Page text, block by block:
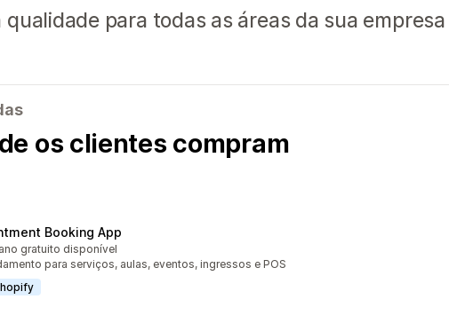
para todas as áreas da sua empresa
os clientes compram
Booking App
ao todo
gratuito disponível
para serviços, aulas, eventos, ingressos e POS